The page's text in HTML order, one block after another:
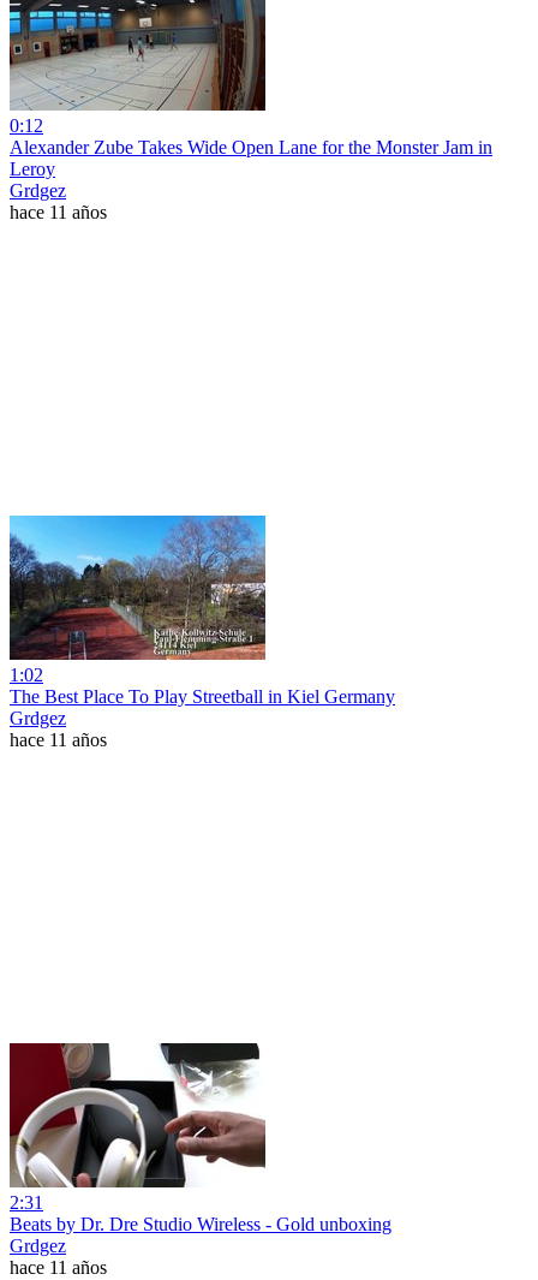
0:12
Alexander Zube Takes Wide Open Lane for the Monster Jam in
Leroy
Grdgez
hace 11 años
1:02
The Best Place To Play Streetball in Kiel Germany
Grdgez
hace 11 años
2:31
Beats by Dr. Dre Studio Wireless - Gold unboxing
Grdgez
hace 11 años